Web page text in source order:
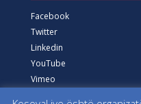
Facebook
Twitter
Linkedin
YouTube
Vimeo